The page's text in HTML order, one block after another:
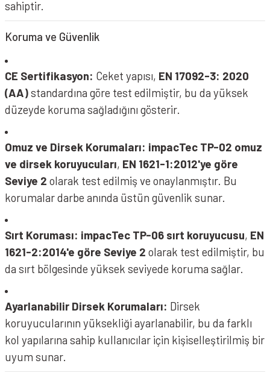
sahiptir.
Koruma ve Güvenlik
CE Sertifikasyon: Ceket yapısı, EN 17092-3: 2020
(AA)standardına göre test edilmiştir, bu da yüksek
düzeyde koruma sağladığını gösterir.
Omuz ve Dirsek Korumaları: impacTec TP-02 omuz
ve dirsek koruyucuları, EN 1621-1:2012'ye göre
Seviye 2 olarak test edilmiş ve onaylanmıştır. Bu
korumalar darbe anında üstün güvenlik sunar.
Sırt Koruması: impacTec TP-06 sırt koruyucusu, EN
1621-2:2014'e göre Seviye 2 olarak test edilmiştir, bu
da sırt bölgesinde yüksek seviyede koruma sağlar.
Ayarlanabilir Dirsek Korumaları: Dirsek
koruyucularının yüksekliği ayarlanabilir, bu da farklı
kol yapılarına sahip kullanıcılar için kişiselleştirilmiş bir
uyum sunar.